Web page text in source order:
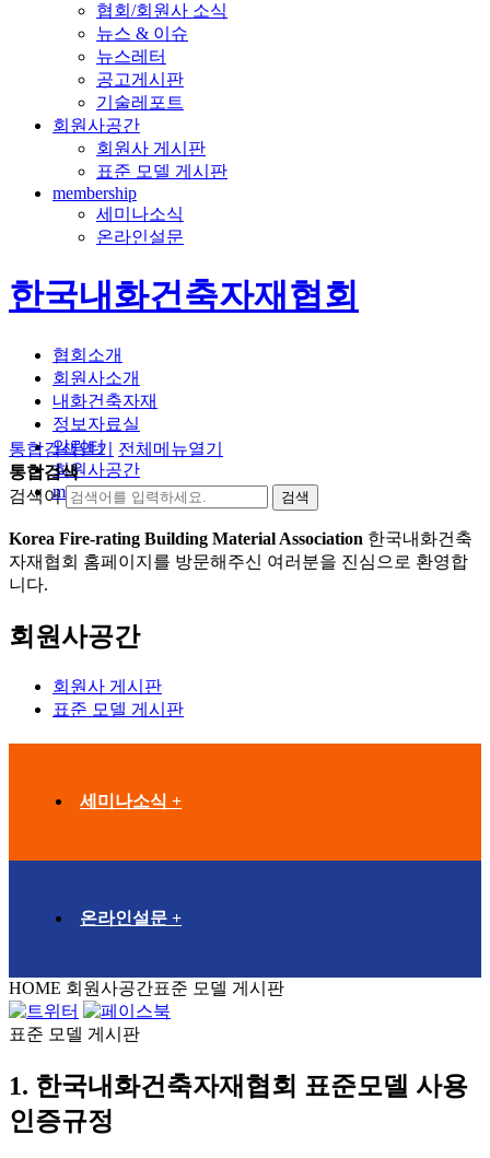
협회/회원사 소식
뉴스 & 이슈
뉴스레터
공고게시판
기술레포트
회원사공간
회원사 게시판
표준 모델 게시판
membership
세미나소식
온라인설문
한국내화건축자재협회
협회소개
회원사소개
내화건축자재
정보자료실
알림터
회원사공간
membership
통합검색열기 전체메뉴열기
통합검색
검색어
Korea Fire-rating Building Material Association 한국내화건축
자재협회 홈페이지를 방문해주신 여러분을 진심으로 환영합
니다.
회원사공간
회원사 게시판
표준 모델 게시판
세미나소식 +
온라인설문 +
HOME 회원사공간표준 모델 게시판
표준 모델 게시판
1. 한국내화건축자재협회 표준모델 사용
인증규정